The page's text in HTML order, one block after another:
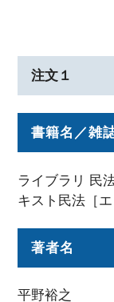
注文１
書籍名／雑
ライブラリ
キスト民法［
著者名
平野裕之